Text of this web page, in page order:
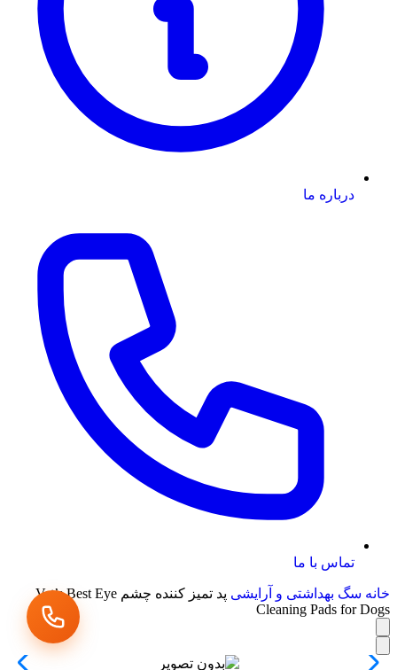
درباره ما
تماس با ما
خانه سگ بهداشتی و آرایشی
پد تمیز کننده چشم Vet’s Best Eye
Cleaning Pads for Dogs